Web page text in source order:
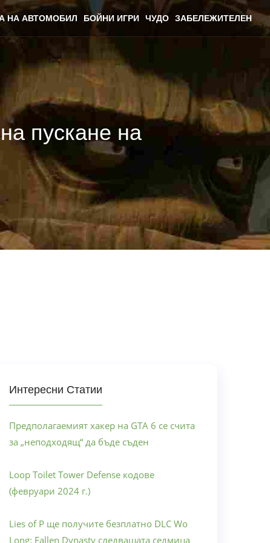
НА АВТОМОБИЛ БОЙНИ ИГРИ ЧУДО ЗАБЕЛЕЖИТЕЛЕН
пускане на
Интересни Статии
Предполагаемият хакер на GTA 6 се счита
за „неподходящ“ да бъде съден
Loop Toilet Tower Defense кодове
(февруари 2024 г.)
Lies of P ще получите безплатно DLC Wo
Long: Fallen Dynasty следващата седмица